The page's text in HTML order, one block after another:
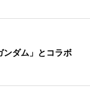
ンダム」とコラボ